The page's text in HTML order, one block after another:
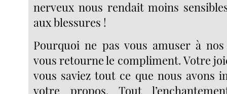
nerveux nous rendait moins
aux blessures !
Pourquoi ne pas vous amuser à nos
vous retourne le compliment. Votre
vous saviez tout ce que nous avons
votre propos. Tout